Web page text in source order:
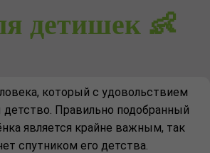
детишек 👶
который с удовольствием
Правильно подобранный
является крайне важным, так
спутником его детства.